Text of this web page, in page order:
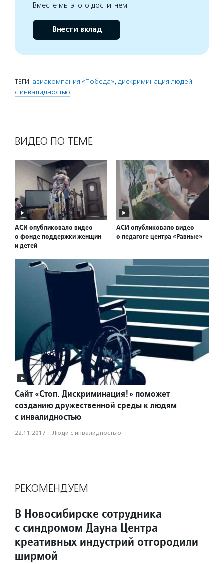
Вместе мы этого достигнем
Внести вклад
ТЕГИ: авиакомпания «Победа», дискриминация людей
с инвалидностью
ВИДЕО ПО ТЕМЕ
АСИ опубликовало видео
о фонде поддержки женщин
и детей
АСИ опубликовало видео
о педагоге центра «Равные»
Сайт «Стоп. Дискриминация!» поможет
созданию дружественной среды к людям
с инвалидностью
22.11.2017 · Люди с инвалидностью
РЕКОМЕНДУЕМ
В Новосибирске сотрудника
с синдромом Дауна Центра
креативных индустрий отгородили
ширмой